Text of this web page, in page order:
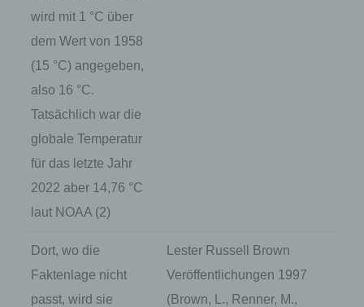
wird mit 1 °C über
dem Wert von 1958
(15 °C) angegeben,
also 16 °C.
Tatsächlich war die
globale Temperatur
für das letzte Jahr
2022 aber 14,76 °C
laut NOAA (2)
Dort, wo die
Faktenlage nicht
passt, wird sie
Lester Russell Brown
Veröffentlichungen 1997
(Brown, L., Renner, M.,